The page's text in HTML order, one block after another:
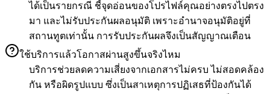
ได้เป็นรายกรณี ชี้จุดอ่อนของโปรไฟล์คุณอย่างตรงไปตรง
มา และไม่รับประกันผลอนุมัติ เพราะอำนาจอนุมัติอยู่ที่
สถานทูตเท่านั้น การรับประกันผลจึงเป็นสัญญาณเตือน
ใช้บริการแล้วโอกาสผ่านสูงขึ้นจริงไหม
บริการช่วยลดความเสี่ยงจากเอกสารไม่ครบ ไม่สอดคล้อง
กัน หรือผิดรูปแบบ ซึ่งเป็นสาเหตุการปฏิเสธที่ป้องกันได้